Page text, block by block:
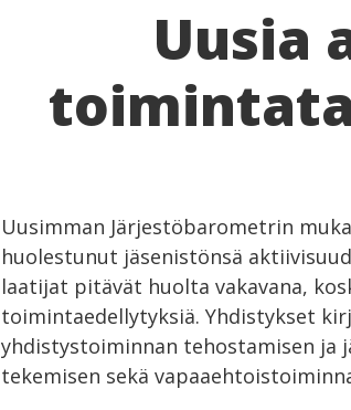
Uusia
Uusimman Järjestöbarometrin
huolestunut jäsenistönsä
laatijat pitävät huolta vakavana,
toimintaedellytyksiä. Yhdistykset
yhdistystoiminnan tehostamisen ja
tekemisen sekä